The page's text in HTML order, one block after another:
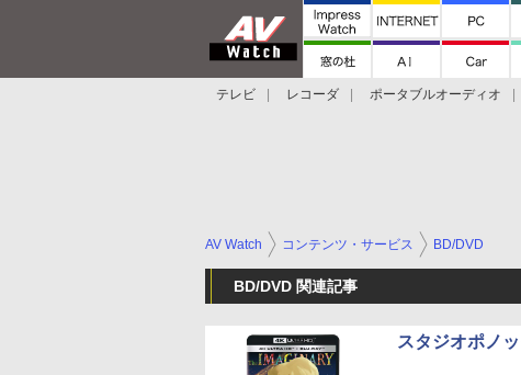
テレビ レコーダ ポータブルオーディオ
AV Watch コンテンツ・サービス BD/DVD
BD/DVD 関連記事
スタジオポノ